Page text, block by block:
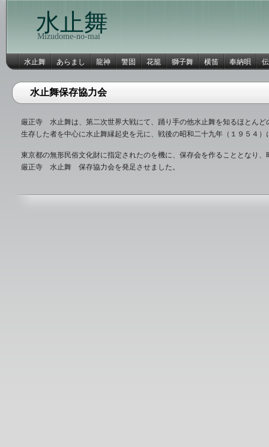
水止舞
Mizudome-no-mai
水止舞 あらまし 龍神 警固 花籠 獅子舞 横笛 奉納唄
水止舞保存協力会
厳正寺 水止舞は、第二次世界大戦にて、踊り手の他水止舞を知るほとんど
生存した者を中心に水止舞縁起史を元に、戦後の昭和二十九年（１９５４）
東京都の無形民俗文化財に指定されたのを機に、保存会を作ることとなり
厳正寺 水止舞 保存協力会を発足させました。